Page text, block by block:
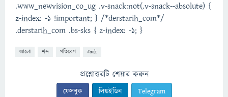
.www_newvision_co_ug .v-snack:not(.v-snack--absolute) {
z-index: -1 !important; } /*derstarih_com*/
.derstarih_com .bs-sks { z-index: -1; }
আলো শব্দ গতিবেগ #ask
প্রশ্নোত্তরটি শেয়ার করুন
ফেসবুক লিঙ্কইডিন Telegram